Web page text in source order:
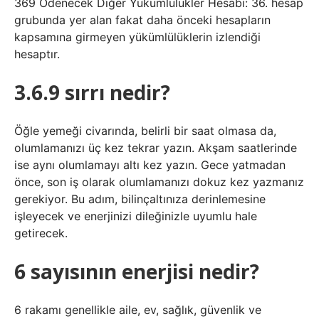
369 Ödenecek Diğer Yükümlülükler Hesabı: 36. hesap
grubunda yer alan fakat daha önceki hesapların
kapsamına girmeyen yükümlülüklerin izlendiği
hesaptır.
3.6.9 sırrı nedir?
Öğle yemeği civarında, belirli bir saat olmasa da,
olumlamanızı üç kez tekrar yazın. Akşam saatlerinde
ise aynı olumlamayı altı kez yazın. Gece yatmadan
önce, son iş olarak olumlamanızı dokuz kez yazmanız
gerekiyor. Bu adım, bilinçaltınıza derinlemesine
işleyecek ve enerjinizi dileğinizle uyumlu hale
getirecek.
6 sayısının enerjisi nedir?
6 rakamı genellikle aile, ev, sağlık, güvenlik ve